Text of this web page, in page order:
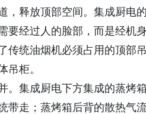
，释放顶部空间。集成厨电
要经过人的脸部，而是经机
传统油烟机必须占用的顶部
吊柜。
。集成厨电下方集成的蒸烤
带走；蒸烤箱后背的散热气